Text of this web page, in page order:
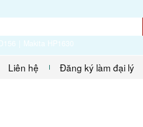
Makita HP1630
Liên hệ Đăng ký làm đại lý